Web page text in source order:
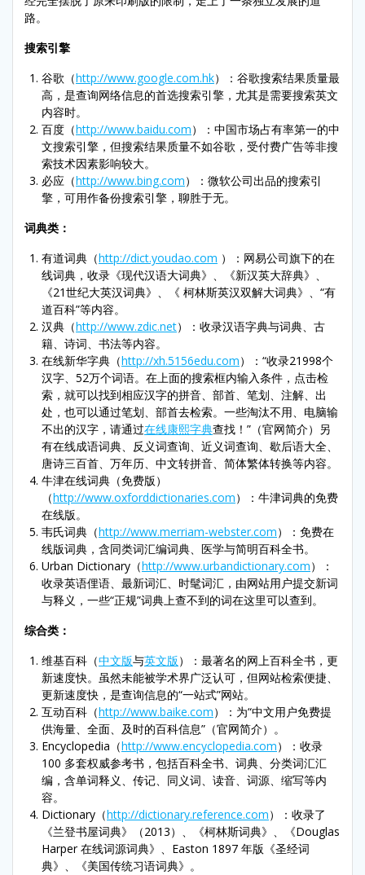
路。
搜索引擎
谷歌（http://www.google.com.hk）：谷歌搜索结果质量最
高，是查询网络信息的首选搜索引擎，尤其是需要搜索英文
内容时。
百度（http://www.baidu.com）：中国市场占有率第一的中
文搜索引擎，但搜索结果质量不如谷歌，受付费广告等非搜
索技术因素影响较大。
必应（http://www.bing.com）：微软公司出品的搜索引
擎，可用作备份搜索引擎，聊胜于无。
词典类：
有道词典（http://dict.youdao.com ）：网易公司旗下的在
线词典，收录《现代汉语大词典》、《新汉英大辞典》、
《21世纪大英汉词典》、《 柯林斯英汉双解大词典》、“有
道百科”等内容。
汉典（http://www.zdic.net）：收录汉语字典与词典、古
籍、诗词、书法等内容。
在线新华字典（http://xh.5156edu.com）：“收录21998个
汉字、52万个词语。在上面的搜索框内输入条件，点击检
索，就可以找到相应汉字的拼音、部首、笔划、注解、出
处，也可以通过笔划、部首去检索。一些淘汰不用、电脑输
不出的汉字，请通过在线康熙字典查找！”（官网简介）另
有在线成语词典、反义词查询、近义词查询、歇后语大全、
唐诗三百首、万年历、中文转拼音、简体繁体转换等内容。
牛津在线词典（免费版）
（http://www.oxforddictionaries.com）：牛津词典的免费
在线版。
韦氏词典（http://www.merriam-webster.com）：免费在
线版词典，含同类词汇编词典、医学与简明百科全书。
Urban Dictionary（http://www.urbandictionary.com）：
收录英语俚语、最新词汇、时髦词汇，由网站用户提交新词
与释义，一些“正规”词典上查不到的词在这里可以查到。
综合类：
维基百科（中文版与英文版）：最著名的网上百科全书，更
新速度快。虽然未能被学术界广泛认可，但网站检索便捷、
更新速度快，是查询信息的“一站式”网站。
互动百科（http://www.baike.com）：为“中文用户免费提
供海量、全面、及时的百科信息”（官网简介）。
Encyclopedia（http://www.encyclopedia.com）：收录
100 多套权威参考书，包括百科全书、词典、分类词汇汇
编，含单词释义、传记、同义词、读音、词源、缩写等内
容。
Dictionary（http://dictionary.reference.com）：收录了
《兰登书屋词典》（2013）、《柯林斯词典》、《Douglas
Harper 在线词源词典》、Easton 1897 年版《圣经词
典》、《美国传统习语词典》。